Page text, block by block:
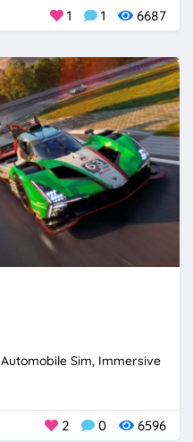
1 1 6687
Automobile Sim Immersive
2 0 6596